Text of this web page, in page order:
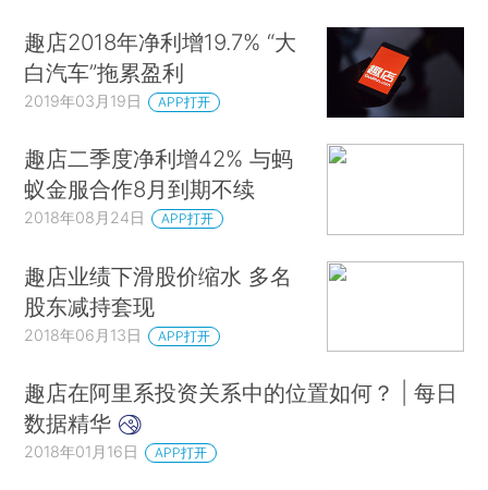
趣店2018年净利增19.7% “大
白汽车”拖累盈利
2019年03月19日 APP打开
趣店二季度净利增42% 与蚂
蚁金服合作8月到期不续
2018年08月24日 APP打开
趣店业绩下滑股价缩水 多名
股东减持套现
2018年06月13日 APP打开
趣店在阿里系投资关系中的位置如何？ | 每日
数据精华
2018年01月16日 APP打开